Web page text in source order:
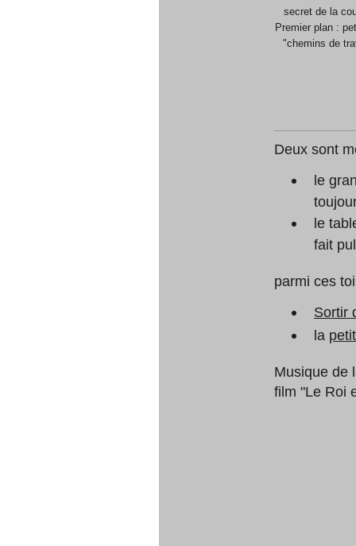
secret de la
Premier plan :
"chemins de
Deux sont
le
le
fait
parmi ces
Sortir
la
Musique de
film "Le Roi